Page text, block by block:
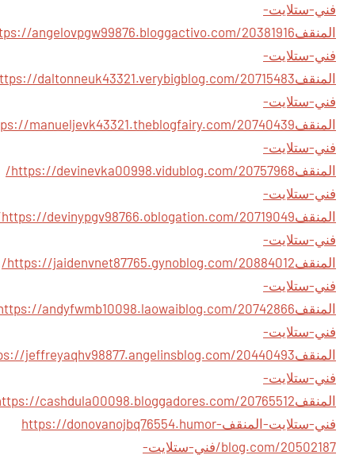
فني-ستلايت-
المنقف
فني-ستلايت-
المنقف
فني-ستلايت-
المنقف
فني-ستلايت-
المنقف
https://devinevka00998.vidublog.com/20757968/
فني-ستلايت-
المنقف
فني-ستلايت-
المنقف
https://jaidenvnet87765.gynoblog.com/20884012/
فني-ستلايت-
المنقف
فني-ستلايت-
المنقف
فني-ستلايت-
المنقف
فني-ستلايت-المنقفhttps://donovanojbq76554.humor-
blog.com/20502187/فني-ستلايت-